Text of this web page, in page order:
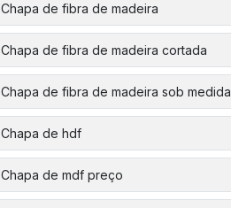
Chapa de fibra de madeira
Chapa de fibra de madeira cortada
Chapa de fibra de madeira sob medida
Chapa de hdf
Chapa de mdf preço